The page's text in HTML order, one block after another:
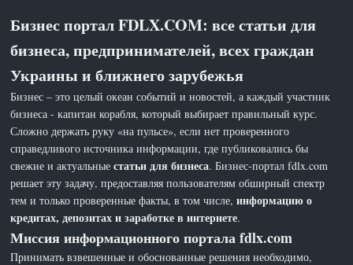
Бизнес портал FDLX.COM: все статьи для
бизнеса, предпринимателей, всех граждан
Украины и ближнего зарубежья
Бизнес – это целый океан событий и новостей, а каждый участник
бизнеса - капитан корабля, который выбирает правильный курс.
Сложно держать руку «на пульсе», если нет проверенного
справедливого источника информации, где публиковались бы
свежие и актуальныестатьи для бизнеса. Бизнес-портал fdlx.com
решает эту задачу, предоставляя пользователям обширный спектр
тем и только проверенные факты, в том числе,информацию о
кредитах, депозитах и заработке в интернете.
Миссия информационного портала fdlx.com
Принимать взвешенные и обоснованные решения необходимо,